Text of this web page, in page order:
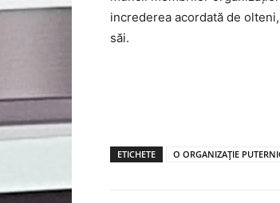
increderea acordată de
săi.
ETICHETE O ORGANIZAȚIE